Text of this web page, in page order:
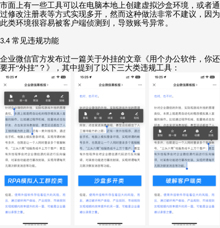
市面上有一些工具可以在电脑本地上创建虚拟沙盒环境，或者通
过修改注册表等方式实现多开，然而这种做法非常不建议，因为
此类环境很容易被客户端侦测到，导致账号异常。
3.4 常见违规功能
企业微信官方发布过一篇关于外挂的文章《用个办公软件，你还
要开“外挂”？》，其中提到了以下三大类违规工具：